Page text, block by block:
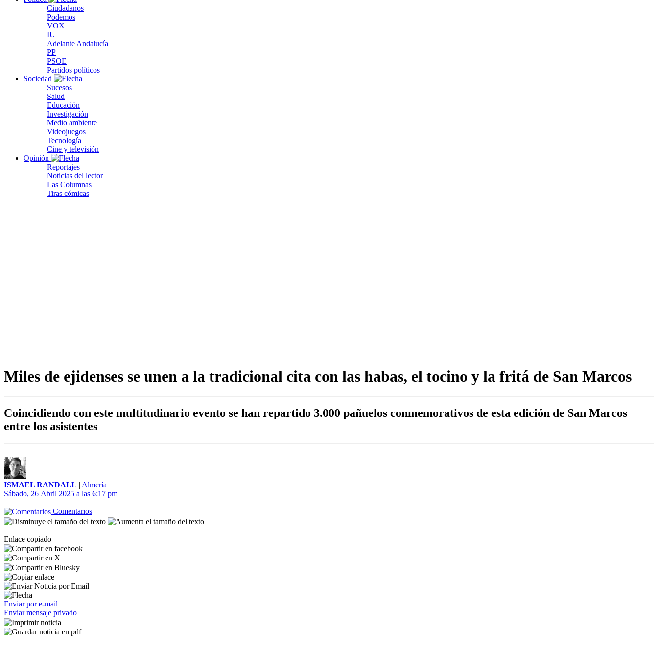
Ciudadanos
Podemos
VOX
IU
Adelante Andalucía
PP
PSOE
Partidos políticos
Sociedad
Sucesos
Salud
Educación
Investigación
Medio ambiente
Videojuegos
Tecnología
Cine y televisión
Opinión
Reportajes
Noticias del lector
Las Columnas
Tiras cómicas
Miles de ejidenses se unen a la tradicional cita con las habas, el tocino y la fritá de San Marcos
Coincidiendo con este multitudinario evento se han repartido 3.000 pañuelos conmemorativos de esta edición de San Marcos
entre los asistentes
ISMAEL RANDALL | Almería
Sábado, 26 Abril 2025 a las 6:17 pm
Comentarios
Enlace copiado
Enviar por e-mail
Enviar mensaje privado